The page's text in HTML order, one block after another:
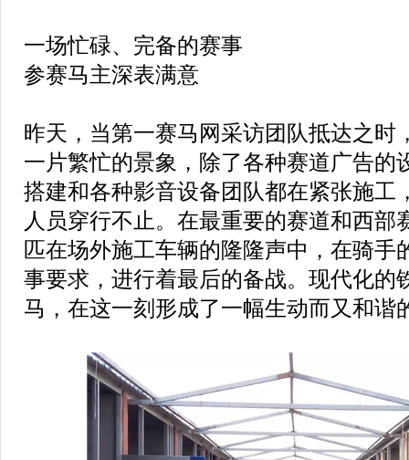
一场忙碌、完备的赛事
参赛马主深表满意
昨天，当第一赛马网采访团队抵达之时
一片繁忙的景象，除了各种赛道广告的
搭建和各种影音设备团队都在紧张施工
人员穿行不止。在最重要的赛道和西部
匹在场外施工车辆的隆隆声中，在骑手
事要求，进行着最后的备战。现代化的
马，在这一刻形成了一幅生动而又和谐